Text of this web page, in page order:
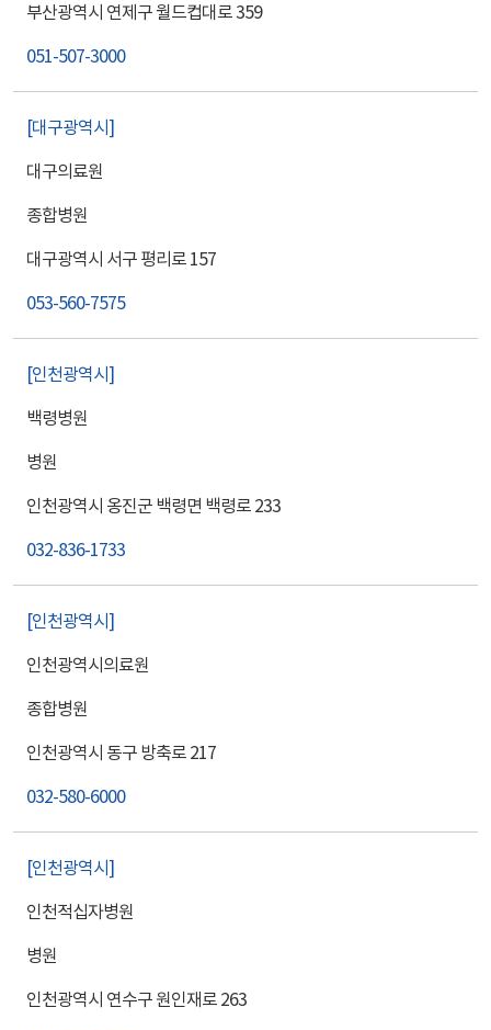
부산광역시 연제구 월드컵대로 359
051-507-3000
대구광역시
대구의료원
종합병원
대구광역시 서구 평리로 157
053-560-7575
인천광역시
백령병원
병원
인천광역시 옹진군 백령면 백령로 233
032-836-1733
인천광역시
인천광역시의료원
종합병원
인천광역시 동구 방축로 217
032-580-6000
인천광역시
인천적십자병원
병원
인천광역시 연수구 원인재로 263